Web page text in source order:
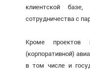
клиентской
сотрудничества с
Кроме проектов
(корпоративной)
в том числе и